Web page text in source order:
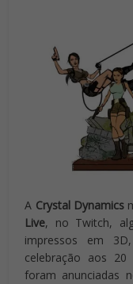
A Crystal Dynamics
Live, no Twitch,
impressos em
celebração aos
foram anunciadas